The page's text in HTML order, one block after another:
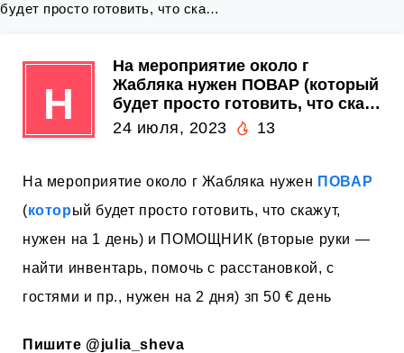
будет просто готовить, что ска…
Н
На мероприятие около г
Жабляка нужен ПОВАР (который
будет просто готовить, что ска…
24 июля, 2023
13
На мероприятие около г Жабляка нужен ПОВАР
(который будет просто готовить, что скажут,
нужен на 1 день) и ПОМОЩНИК (вторые руки —
найти инвентарь, помочь с расстановкой, с
гостями и пр., нужен на 2 дня) зп 50 € день
Пишите @julia_sheva